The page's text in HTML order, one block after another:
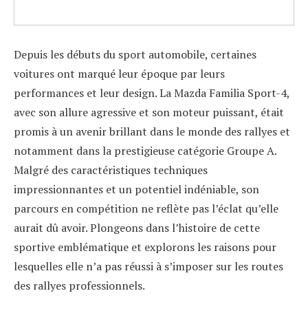
Depuis les débuts du sport automobile, certaines
voitures ont marqué leur époque par leurs
performances et leur design. La Mazda Familia Sport-4,
avec son allure agressive et son moteur puissant, était
promis à un avenir brillant dans le monde des rallyes et
notamment dans la prestigieuse catégorie Groupe A.
Malgré des caractéristiques techniques
impressionnantes et un potentiel indéniable, son
parcours en compétition ne reflète pas l’éclat qu’elle
aurait dû avoir. Plongeons dans l’histoire de cette
sportive emblématique et explorons les raisons pour
lesquelles elle n’a pas réussi à s’imposer sur les routes
des rallyes professionnels.